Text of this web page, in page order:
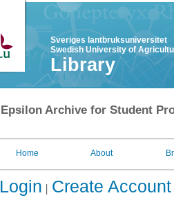
Sveriges lantbruksuniversitet
Swedish University of
Library
Epsilon Archive for Student
Home About
Login Create Account